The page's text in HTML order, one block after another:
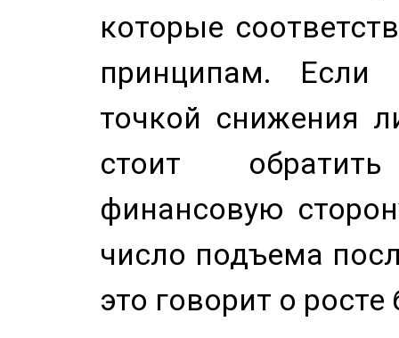
которые
принципам. Если
точкой снижения
стоит
финансовую
число подъема
это говорит о